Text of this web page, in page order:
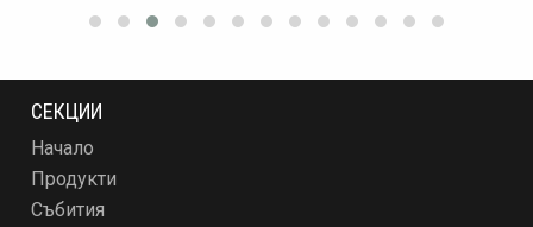
СЕКЦИИ
Начало
Продукти
Събития